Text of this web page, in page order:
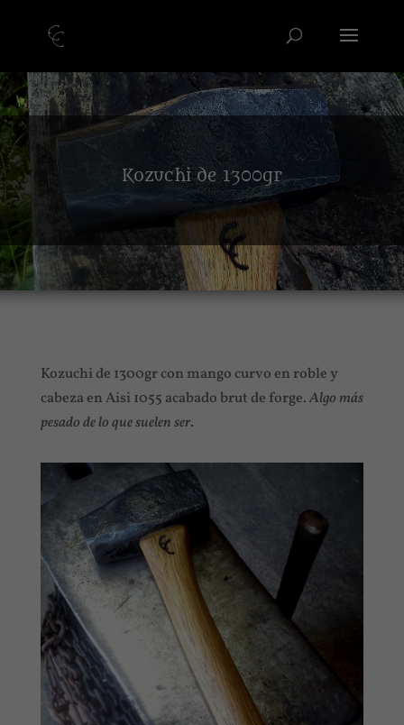
Kozuchi de 1300gr
Kozuchi de 1300gr con mango curvo en roble y
cabeza en Aisi 1055 acabado brut de forge.Algo más
pesado de lo que suelen ser.